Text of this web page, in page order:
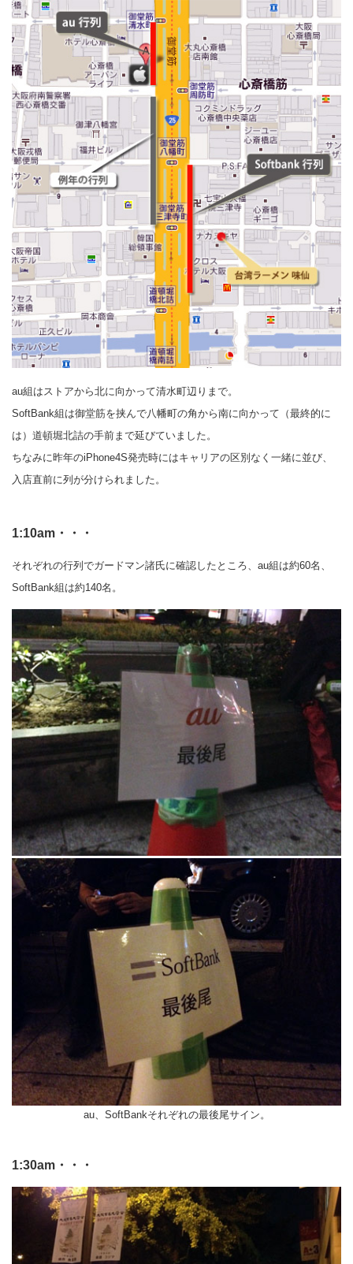
au組はストアから北に向かって清水町辺りまで。
SoftBank組は御堂筋を挟んで八幡町の角から南に向かって（最終的に
は）道頓堀北詰の手前まで延びていました。
ちなみに昨年のiPhone4S発売時にはキャリアの区別なく一緒に並び、
入店直前に列が分けられました。
1:10am・・・
それぞれの行列でガードマン諸氏に確認したところ、au組は約60名、
SoftBank組は約140名。
au、SoftBankそれぞれの最後尾サイン。
1:30am・・・